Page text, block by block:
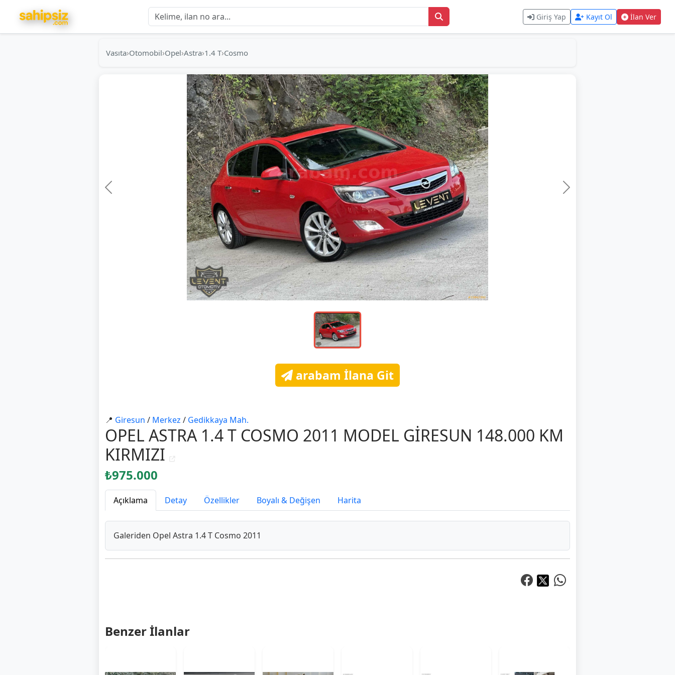
Giriş Yap Kayıt Ol İlan Ver
Vasıta›Otomobil›Opel›Astra›1.4 T›Cosmo
Önceki Sonraki
arabam İlana Git
📍 Gi̇resun / Merkez / Gedi̇kkaya Mah.
OPEL ASTRA 1.4 T COSMO 2011 MODEL GİRESUN 148.000 KM
KIRMIZI
₺975.000
Açıklama Detay Özellikler Boyalı & Değişen Harita
Galeriden Opel Astra 1.4 T Cosmo 2011
Benzer İlanlar